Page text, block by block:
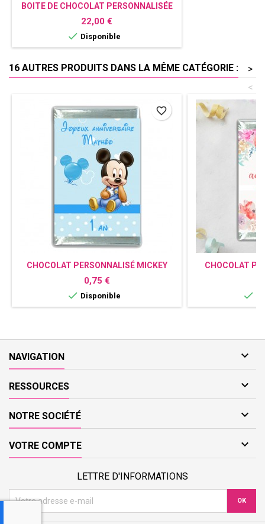
BOITE DE CHOCOLAT PERSONNALISÉE
REINE DES NEIGES ANNIVERSAIRE
Prix
22,00 €
 Disponible
16 AUTRES PRODUITS DANS LA MÊME CATÉGORIE :
>
<
CHOCOLAT PERSONNALISÉ MICKEY
Prix
0,75 €
 Disponible
favorite_border
CHOCOLAT

NAVIGATION 
RESSOURCES 
NOTRE SOCIÉTÉ 
VOTRE COMPTE 
LETTRE D'INFORMATIONS